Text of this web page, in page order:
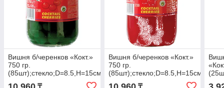
Вишня б/черенков «Кокт.»
750 гр.
(85шт);стекло;D=8.5,H=15см;зелен.
Вишня б/черенков «Кокт.»
750 гр.